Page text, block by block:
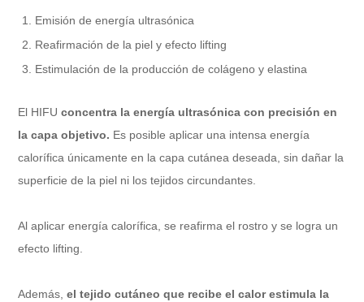
Emisión de energía ultrasónica
Reafirmación de la piel y efecto lifting
Estimulación de la producción de colágeno y elastina
El HIFU concentra la energía ultrasónica con precisión en
la capa objetivo. Es posible aplicar una intensa energía
calorífica únicamente en la capa cutánea deseada, sin dañar la
superficie de la piel ni los tejidos circundantes.
Al aplicar energía calorífica, se reafirma el rostro y se logra un
efecto lifting.
Además, el tejido cutáneo que recibe el calor estimula la